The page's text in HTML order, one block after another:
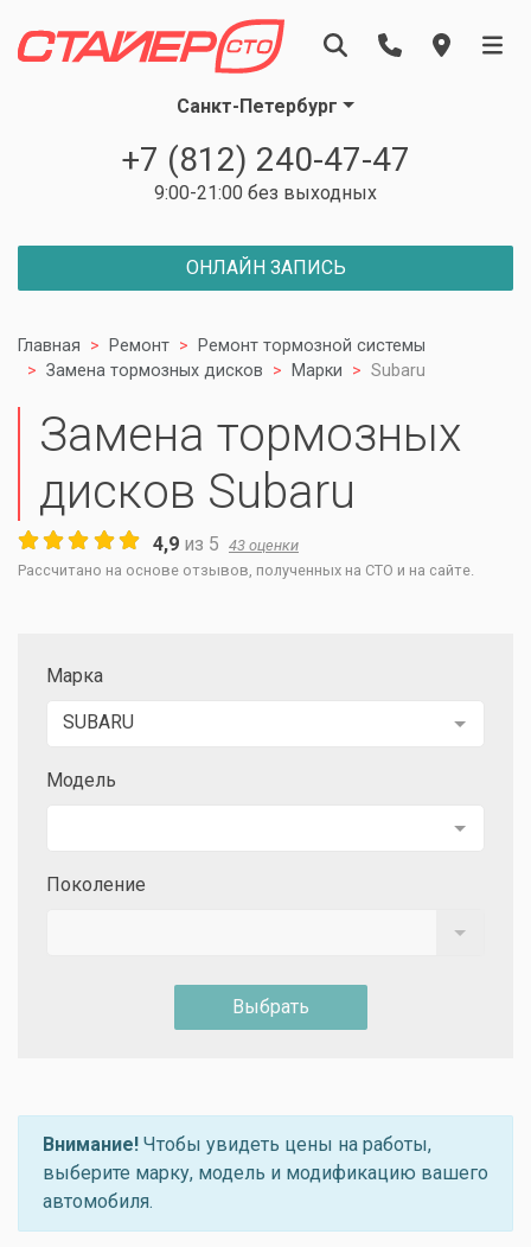
Санкт-Петербург
+7 (812) 240-47-47
9:00-21:00 без выходных
ОНЛАЙН ЗАПИСЬ
Главная Ремонт
Ремонт тормозной системы
Замена тормозных дисков
Марки Subaru
Замена тормозных
дисков Subaru
4,9 из 5 43 оценки
Рассчитано на основе отзывов, полученных на СТО и на сайте.
Марка
SUBARU
Модель
Поколение
Выбрать
Внимание! Чтобы увидеть цены на работы,
выберите марку, модель и модификацию вашего
автомобиля.